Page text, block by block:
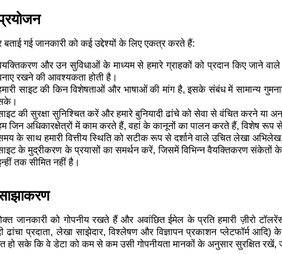
गई जानकारी को कई उद्देश्यों के लिए एकत्र करते हैं:
और उन सुविधाओं के माध्यम से हमारे ग्राहकों को प्रदान किए जाने
रखने की आवश्यकता होती है।
साइट की किन विशेषताओं और भाषाओं की मांग है, इसके संबंध में सामान्य
की सुरक्षा सुनिश्चित करें और हमारे बुनियादी ढांचे को सेवा से वंचित करने
जिन अधिकारक्षेत्रों में काम करते हैं, वहां के कानूनों का पालन करते हैं, विशेष
के साथ हमारी वित्तीय स्थिति को सटीक रूप से दर्शाने वाले उचित लेखा
के मुद्रीकरण के प्रयासों का समर्थन करें, जिसमें विभिन्न वैयक्तिकरण
तक सीमित नहीं है।
जानकारी को गोपनीय रखते हैं और अवांछित ईमेल के प्रति हमारी ज़ीरो
ढांचा प्रदाता, लेखा साझेदार, विश्लेषण और विज्ञापन प्रकाशन प्लेटफॉर्म
हो सके कि वे डेटा को कम से कम उसी गोपनीयता मानकों के अनुसार सुरक्षित